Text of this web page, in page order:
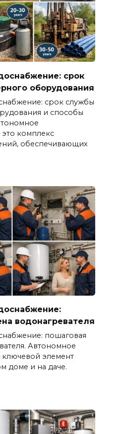
срок
оборудования
срок службы
и способы
комплекс
обеспечивающих
водонагревателя
пошаговая
Автономное
элемент
доме и на даче.